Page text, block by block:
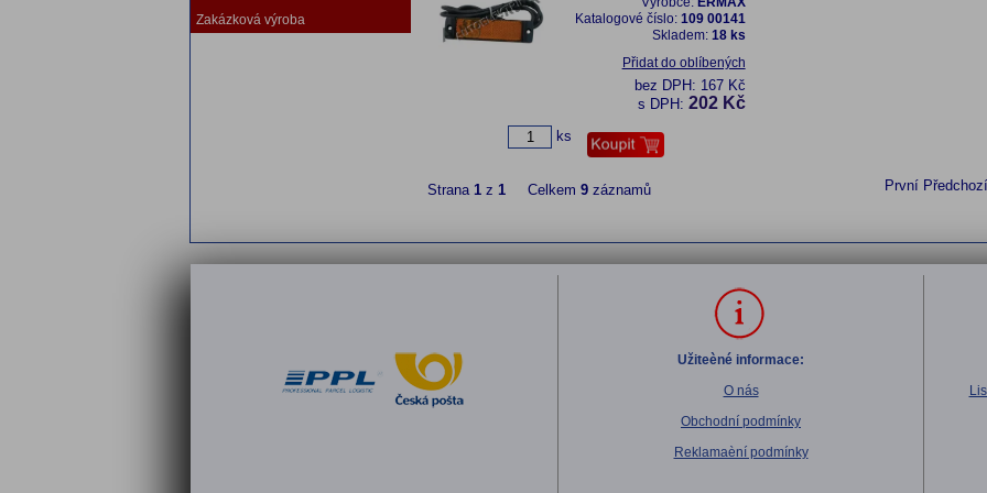
Zakázková výroba
Katalogové číslo: 109 00141
Skladem: 18 ks
Přidat do oblíbených
bez DPH: 167 Kč
s DPH: 202 Kč
ks
Strana 1z 1Celkem 9záznamů První Předchozí
Užiteèné informace:
O nás
Obchodní podmínky
Reklamaèní podmínky